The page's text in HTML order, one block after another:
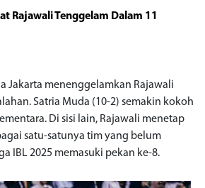
Rajawali Tenggelam Dalam 11
Jakarta menenggelamkan Rajawali
Satria Muda (10-2) semakin kokoh
Di sisi lain, Rajawali menetap
satu-satunya tim yang belum
IBL 2025 memasuki pekan ke-8.